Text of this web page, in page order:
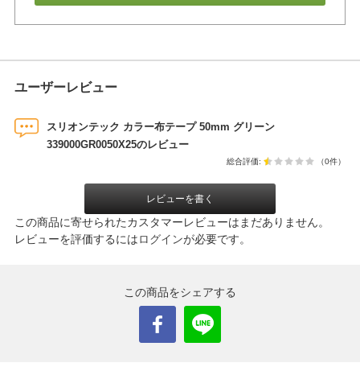
ユーザーレビュー
スリオンテック カラー布テープ 50mm グリーン
339000GR0050X25のレビュー
総合評価: （0件）
レビューを書く
この商品に寄せられたカスタマーレビューはまだありません。
レビューを評価するにはログインが必要です。
この商品をシェアする